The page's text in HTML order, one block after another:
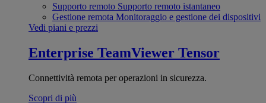
Supporto remoto Supporto remoto istantaneo
Gestione remota Monitoraggio e gestione dei dispositivi
Vedi piani e prezzi
Enterprise TeamViewer Tensor
Connettività remota per operazioni in sicurezza.
Scopri di più